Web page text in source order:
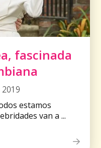
fascinada
estamos
van a ...